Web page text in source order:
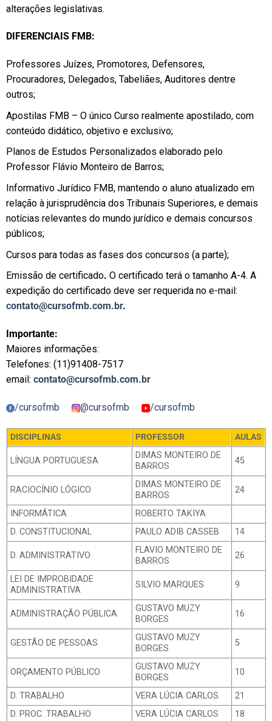
alterações legislativas.
DIFERENCIAIS FMB:
Professores Juízes, Promotores, Defensores,
Procuradores, Delegados, Tabeliães, Auditores dentre
outros;
Apostilas FMB – O único Curso realmente apostilado, com
conteúdo didático, objetivo e exclusivo;
Planos de Estudos Personalizados elaborado pelo
Professor Flávio Monteiro de Barros;
Informativo Jurídico FMB, mantendo o aluno atualizado em
relação à jurisprudência dos Tribunais Superiores, e demais
notícias relevantes do mundo jurídico e demais concursos
públicos;
Cursos para todas as fases dos concursos (a parte);
Emissão de certificado. O certificado terá o tamanho A-4. A
expedição do certificado deve ser requerida no e-mail:
contato@cursofmb.com.br.
Importante:
Maiores informações:
Telefones: (11)91408-7517
email: contato@cursofmb.com.br
/cursofmb @cursofmb /cursofmb
DISCIPLINAS PROFESSOR AULAS
LÍNGUA PORTUGUESA
DIMAS MONTEIRO DE
BARROS
45
RACIOCÍNIO LÓGICO
DIMAS MONTEIRO DE
BARROS
24
INFORMÁTICA
ROBERTO TAKIYA
D. CONSTITUCIONAL
PAULO ADIB CASSEB 14
D. ADMINISTRATIVO
FLAVIO MONTEIRO DE
BARROS
26
LEI DE IMPROBIDADE
ADMINISTRATIVA
SILVIO MARQUES 9
ADMINISTRAÇÃO PÚBLICA
GUSTAVO MUZY
BORGES
16
GESTÃO DE PESSOAS
GUSTAVO MUZY
BORGES
5
ORÇAMENTO PÚBLICO
GUSTAVO MUZY
BORGES
10
D. TRABALHO VERA LÚCIA CARLOS
21
D. PROC. TRABALHO
VERA LÚCIA CARLOS 18